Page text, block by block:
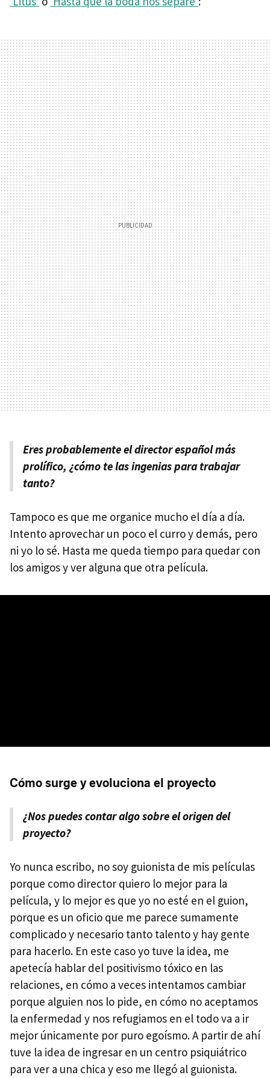
Eres probablemente el director español más
prolífico, ¿cómo te las ingenias para trabajar
tanto?
Tampoco es que me organice mucho el día a día.
Intento aprovechar un poco el curro y demás, pero
ni yo lo sé. Hasta me queda tiempo para quedar con
los amigos y ver alguna que otra película.
Cómo surge y evoluciona el proyecto
¿Nos puedes contar algo sobre el origen del
proyecto?
Yo nunca escribo, no soy guionista de mis películas
porque como director quiero lo mejor para la
película, y lo mejor es que yo no esté en el guion,
porque es un oficio que me parece sumamente
complicado y necesario tanto talento y hay gente
para hacerlo. En este caso yo tuve la idea, me
apetecía hablar del positivismo tóxico en las
relaciones, en cómo a veces intentamos cambiar
porque alguien nos lo pide, en cómo no aceptamos
la enfermedad y nos refugiamos en el todo va a ir
mejor únicamente por puro egoísmo. A partir de ahí
tuve la idea de ingresar en un centro psiquiátrico
para ver a una chica y eso me llegó al guionista.